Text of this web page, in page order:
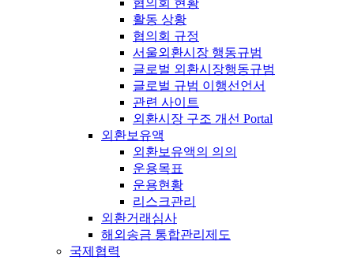
협의회 현황
활동 상황
협의회 규정
서울외환시장 행동규범
글로벌 외환시장행동규범
글로벌 규범 이행선언서
관련 사이트
외환시장 구조 개선 Portal
외환보유액
외환보유액의 의의
운용목표
운용현황
리스크관리
외환거래심사
해외송금 통합관리제도
국제협력